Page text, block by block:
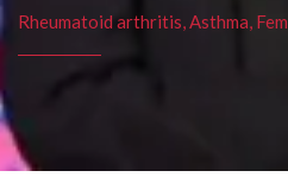
Rheumatoid arthritis, Asthma,